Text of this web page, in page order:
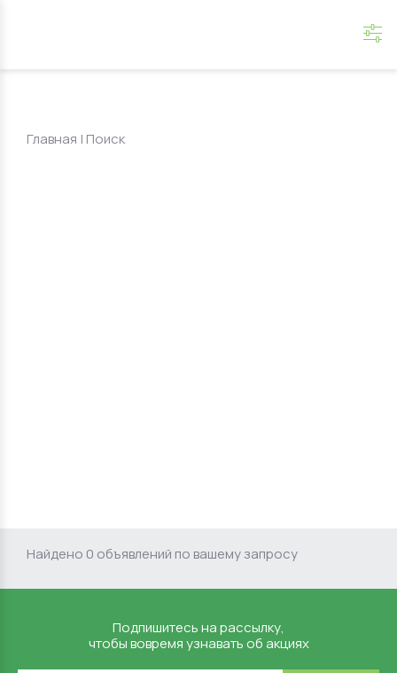
Главная | Поиск
Найдено 0 объявлений по вашему запросу
Подпишитесь на рассылку,
чтобы вовремя узнавать об акциях